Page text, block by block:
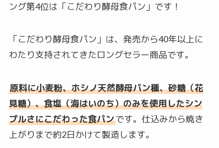
ング第4位は「こだわり酵母食パン」です！
「こだわり酵母食パン」は、発売から40年以上に
わたり支持されてきたロングセラー商品です。
原料に小麦粉、ホシノ天然酵母パン種、砂糖（花
見糖）、食塩（海はいのち）のみを使用したシン
プルさにこだわった食パンです。仕込みから焼き
上がりまで約2日かけて製造します。